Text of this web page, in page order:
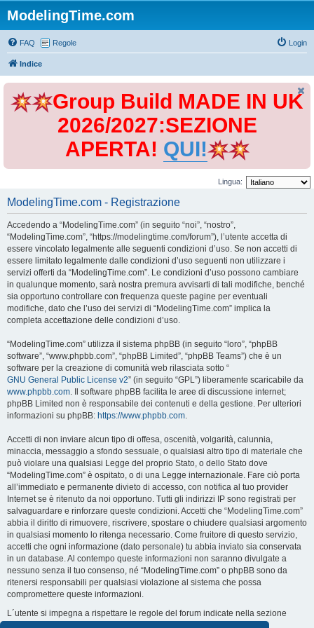
ModelingTime.com
FAQ Regole Login
Indice
Group Build MADE IN UK
2026/2027:SEZIONE
APERTA! QUI!
Lingua:
ModelingTime.com - Registrazione
Accedendo a “ModelingTime.com” (in seguito “noi”, “nostro”,
“ModelingTime.com”, “https://modelingtime.com/forum”), l’utente accetta di
essere vincolato legalmente alle seguenti condizioni d’uso. Se non accetti di
essere limitato legalmente dalle condizioni d’uso seguenti non utilizzare i
servizi offerti da “ModelingTime.com”. Le condizioni d’uso possono cambiare
in qualunque momento, sarà nostra premura avvisarti di tali modifiche, benché
sia opportuno controllare con frequenza queste pagine per eventuali
modifiche, dato che l’uso dei servizi di “ModelingTime.com” implica la
completa accettazione delle condizioni d’uso.
“ModelingTime.com” utilizza il sistema phpBB (in seguito “loro”, “phpBB
software”, “www.phpbb.com”, “phpBB Limited”, “phpBB Teams”) che è un
software per la creazione di comunità web rilasciata sotto “
GNU General Public License v2” (in seguito “GPL”) liberamente scaricabile da
www.phpbb.com. Il software phpBB facilita le aree di discussione internet;
phpBB Limited non è responsabile dei contenuti e della gestione. Per ulteriori
informazioni su phpBB: https://www.phpbb.com.
Accetti di non inviare alcun tipo di offesa, oscenità, volgarità, calunnia,
minaccia, messaggio a sfondo sessuale, o qualsiasi altro tipo di materiale che
può violare una qualsiasi Legge del proprio Stato, o dello Stato dove
“ModelingTime.com” è ospitato, o di una Legge internazionale. Fare ciò porta
all’immediato e permanente divieto di accesso, con notifica al tuo provider
Internet se è ritenuto da noi opportuno. Tutti gli indirizzi IP sono registrati per
salvaguardare e rinforzare queste condizioni. Accetti che “ModelingTime.com”
abbia il diritto di rimuovere, riscrivere, spostare o chiudere qualsiasi argomento
in qualsiasi momento lo ritenga necessario. Come fruitore di questo servizio,
accetti che ogni informazione (dato personale) tu abbia inviato sia conservata
in un database. Al contempo queste informazioni non saranno divulgate a
nessuno senza il tuo consenso, né “ModelingTime.com” o phpBB sono da
ritenersi responsabili per qualsiasi violazione al sistema che possa
compromettere queste informazioni.
L´utente si impegna a rispettare le regole del forum indicate nella sezione